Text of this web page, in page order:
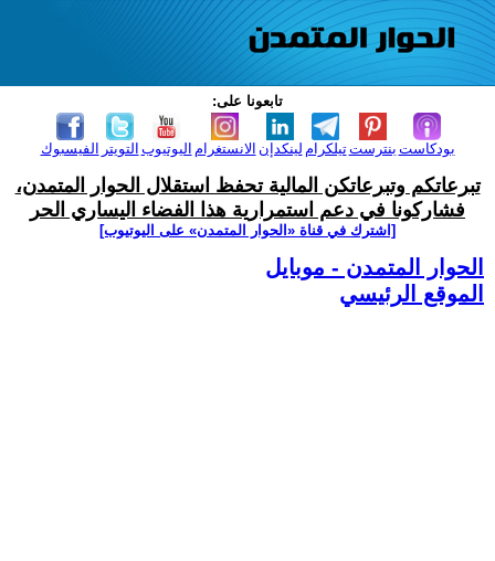
تابعونا على:
الفيسبوك التويتر اليوتيوب الانستغرام لينكدإن تيلكرامبنترست بودكاست
تبرعاتكم وتبرعاتكن المالية تحفظ استقلال الحوار المتمدن،
فشاركونا في دعم استمرارية هذا الفضاء اليساري الحر
[اشترك في قناة ‫«الحوار المتمدن» على اليوتيوب]
الحوار المتمدن - موبايل
الموقع الرئيسي